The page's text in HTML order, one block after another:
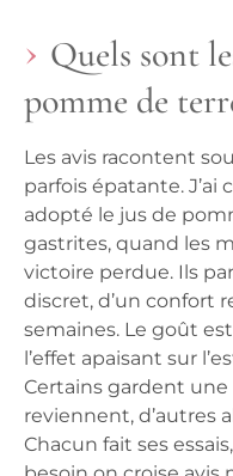
Quels sont
pomme de
Les avis racontent
parfois épatante.
adopté le jus de
gastrites, quand les
victoire perdue. Ils
discret, d’un confort
semaines. Le goût
l’effet apaisant sur
Certains gardent
reviennent, d’autres
Chacun fait ses